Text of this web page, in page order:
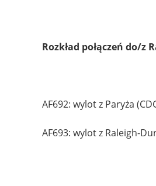
Rozkład połączeń do/z
AF692: wylot z Paryża
AF693: wylot z Raleigh-